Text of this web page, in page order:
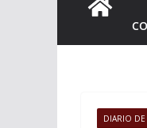
DIARIO